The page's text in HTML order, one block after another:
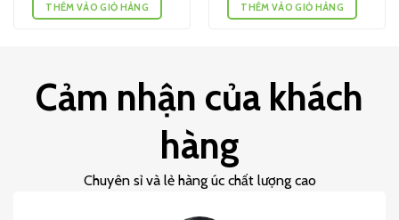
THÊM VÀO GIỎ HÀNG THÊM VÀO GIỎ HÀNG
Cảm nhận của khách
hàng
Chuyên sỉ và lẻ hàng úc chất lượng cao